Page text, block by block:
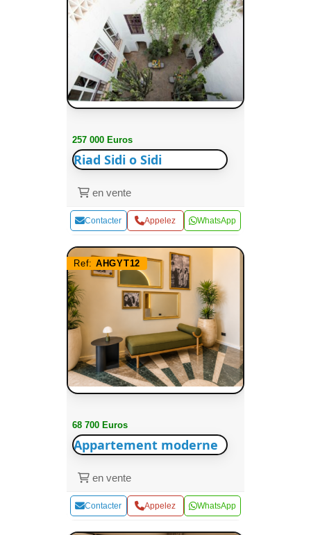
257 000 Euros
Riad Sidi o Sidi
en vente
Contacter Appelez WhatsApp
Ref: AHGYT12
68 700 Euros
Appartement moderne
en vente
Contacter Appelez WhatsApp